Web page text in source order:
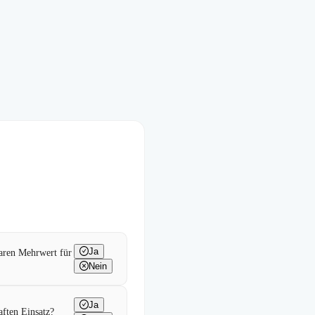
Mehrwert für
Ja
Nein
Einsatz?
Ja